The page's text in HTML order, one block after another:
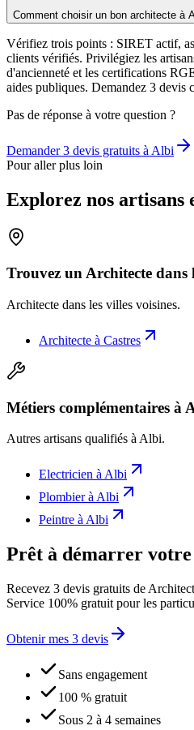
Comment choisir un bon architecte à
Vérifiez trois points : SIRET actif,
clients vérifiés. Privilégiez les
d'ancienneté et les certifications
aides publiques. Demandez 3 devis
Pas de réponse à votre question ?
Demander 3 devis gratuits à Albi
Pour aller plus loin
Explorez nos artisans
Trouvez un Architecte dans
Architecte dans les villes voisines.
Architecte à Castres
Métiers complémentaires à
Autres artisans qualifiés àAlbi.
Electricien àAlbi
PlombieràAlbi
Peintre àAlbi
Prêt à démarrer
Recevez 3 devis gratuits de
Service 100% gratuit pour les
Obtenir mes 3 devis
Sans engagement
100 % gratuit
Sous 2 à 4 semaines